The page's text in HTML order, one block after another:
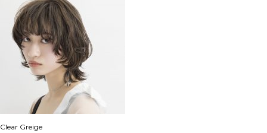
Clear Greige